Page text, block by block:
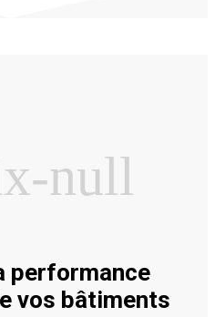
null
performance
vos bâtiments